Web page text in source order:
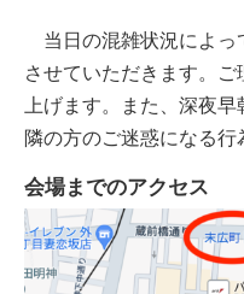
当日の混雑状況によっ
させていただきます。
上げます。また、深夜
隣の方のご迷惑になる行
会場までのアクセス